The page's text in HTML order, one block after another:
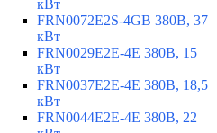
кВт
FRN0072E2S-4GB 380В, 37
кВт
FRN0029E2E-4E 380В, 15
кВт
FRN0037E2E-4E 380В, 18,5
кВт
FRN0044E2E-4E 380В, 22